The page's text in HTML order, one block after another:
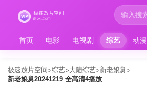
首页 电影 电视剧 综艺 动漫
极速放片空间>综艺>大陆综艺>新老娘舅>
新老娘舅20241219 全高清4播放